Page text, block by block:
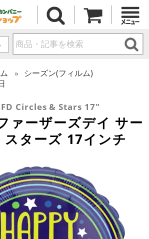
シーズン(フィルム)
Circles & Stars 17"
ァーザーズデイ サー
スターズ 17インチ